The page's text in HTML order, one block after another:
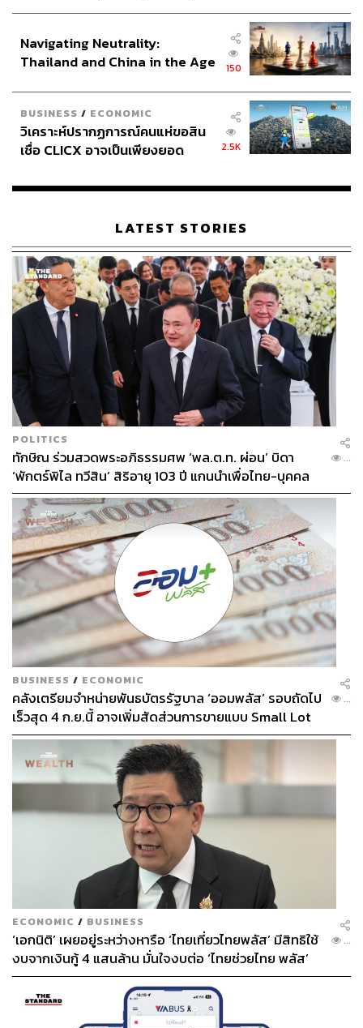
Navigating Neutrality:
Thailand and China in the Age
150
BUSINESS / ECONOMIC
วิเคราะห์ปรากฏการณ์คนแห่ขอสิน
เชื่อ CLICX อาจเป็นเพียงยอด
เรือนไทยที่ถูกซุกไว้
2.5K
LATEST STORIES
POLITICS
ทักษิณ ร่วมสวดพระอภิธรรมศพ ‘พล.ต.ท. ผ่อน’ บิดา
‘พักตร์พิไล ทวีสิน’ สิริอายุ 103 ปี แกนนำเพื่อไทย-บุคคล
หลากวงการร่วมอาลัย
...
BUSINESS / ECONOMIC
คลังเตรียมจำหน่ายพันธบัตรรัฐบาล ‘ออมพลัส’ รอบถัดไป
เร็วสุด 4 ก.ย.นี้ อาจเพิ่มสัดส่วนการขายแบบ Small Lot
First มากขึ้น
...
ECONOMIC / BUSINESS
‘เอกนิติ’ เผยอยู่ระหว่างหารือ ‘ไทยเที่ยวไทยพลัส’ มีสิทธิใช้
งบจากเงินกู้ 4 แสนล้าน มั่นใจงบต่อ ‘ไทยช่วยไทย พลัส’
เฟส 2 มีเพียงพอ
...